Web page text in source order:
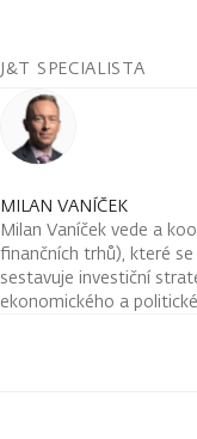
J&T SPECIALISTA
MILAN VANÍČEK
Milan Vaníček vede a
finančních trhů), které
sestavuje investiční
ekonomického a